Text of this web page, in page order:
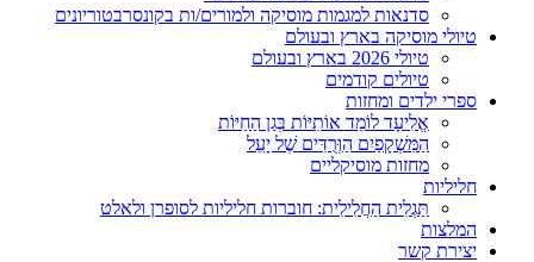
סדנאות למגמות מוסיקה ולמורים/ות בקונסרבטוריונים
טיולי מוסיקה בארץ ובעולם
טיולי 2026 בארץ ובעולם
טיולים קודמים
ספרי ילדים ומחזות
אֱלִיעָד לוֹמֵד אוֹתִיּוֹת בְּגַן הַחַיּוֹת
הַמִּשְׁקָפַיִם הַוְּרֻדִּים שֶׁל יָעֵל
מחזות מוסיקליים
חליליות
תַּגְלִית הַחֲלִילִית: חוברות חליליות לסופרן ולאלט
המלצות
יצירת קשר